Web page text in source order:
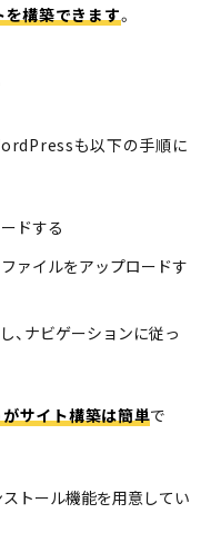
構築できます。
も以下の手順に
ドする
ァイルをアップロードす
、ナビゲーションに従っ
サイト構築は簡単で
トール機能を用意してい